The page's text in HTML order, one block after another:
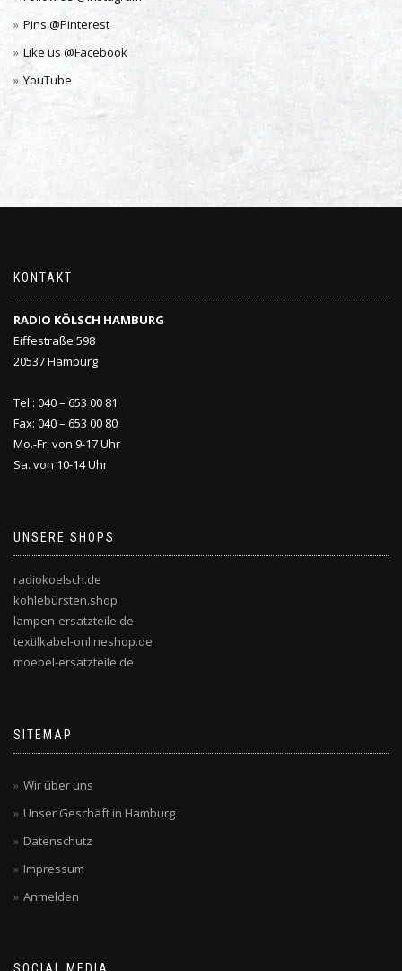
Pins @Pinterest
Like us @Facebook
YouTube
KONTAKT
RADIO KÖLSCH HAMBURG
Eiffestraße 598
20537 Hamburg
Tel.: 040 – 653 00 81
Fax: 040 – 653 00 80
Mo.-Fr. von 9-17 Uhr
Sa. von 10-14 Uhr
UNSERE SHOPS
radiokoelsch.de
kohlebürsten.shop
lampen-ersatzteile.de
textilkabel-onlineshop.de
moebel-ersatzteile.de
SITEMAP
Wir über uns
Unser Geschäft in Hamburg
Datenschutz
Impressum
Anmelden